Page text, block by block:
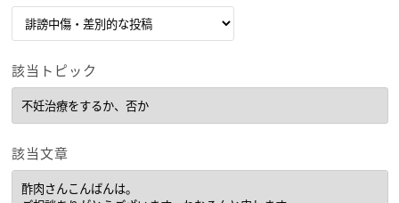
該当トピック
該当文章